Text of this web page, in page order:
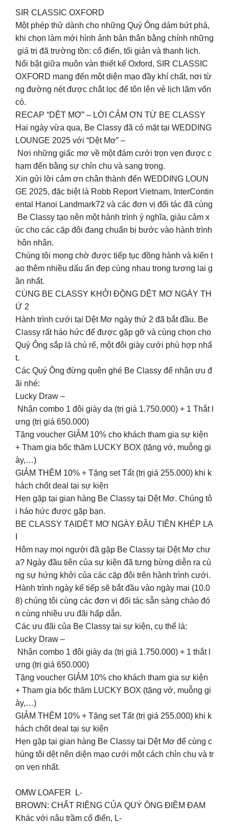
SIR CLASSIC OXFORD
Một phép thử dành cho những Quý Ông dám bứt phá,
khi chọn làm mới hình ảnh bản thân bằng chính những
giá trị đã trường tồn: cổ điển, tối giản và thanh lịch.
Nổi bật giữa muôn vàn thiết kế Oxford, SIR CLASSIC
OXFORD mang đến một diện mạo đầy khí chất, nơi từ
ng đường nét được chắt lọc để tôn lên vẻ lịch lãm vốn
có.
RECAP “DỆT MƠ” – LỜI CẢM ƠN TỪ BE CLASSY
Hai ngày vừa qua, Be Classy đã có mặt tại WEDDING
LOUNGE 2025 với “Dệt Mơ” –
Nơi những giấc mơ về một đám cưới trọn vẹn được c
hạm đến bằng sự chỉn chu và sang trọng.
Xin gửi lời cảm ơn chân thành đến WEDDING LOUN
GE 2025, đặc biệt là Robb Report Vietnam, InterContin
ental Hanoi Landmark72 và các đơn vị đối tác đã cùng
Be Classy tạo nên một hành trình ý nghĩa, giàu cảm x
úc cho các cặp đôi đang chuẩn bị bước vào hành trình
hôn nhân.
Chúng tôi mong chờ được tiếp tục đồng hành và kiến t
ạo thêm nhiều dấu ấn đẹp cùng nhau trong tương lai g
ần nhất.
CÙNG BE CLASSY KHỞI ĐỘNG DỆT MƠ NGÀY TH
Ứ 2
Hành trình cưới tại Dệt Mơ ngày thứ 2 đã bắt đầu. Be
Classy rất háo hức để được gặp gỡ và cùng chọn cho
Quý Ông sắp là chú rể, một đôi giày cưới phù hợp nhấ
t.
Các Quý Ông đừng quên ghé Be Classy để nhận ưu đ
ãi nhé:
️Lucky Draw –
Nhận combo 1 đôi giày da (trị giá 1.750.000) + 1 Thắt l
ưng (trị giá 650.000)
️Tặng voucher GIẢM 10% cho khách tham gia sự kiện
+ Tham gia bốc thăm LUCKY BOX (tặng vớ, muỗng gi
ày,…)
️GIẢM THÊM 10% + Tặng set Tất (trị giá 255.000) khi k
hách chốt deal tại sự kiện
Hẹn gặp tại gian hàng Be Classy tại Dệt Mơ. Chúng tô
i háo hức được gặp bạn.
BE CLASSY TẠIDỆT MƠ NGÀY ĐẦU TIÊN KHÉP LẠ
Hôm nay mọi người đã gặp Be Classy tại Dệt Mơ chư
a? Ngày đầu tiên của sự kiện đã tưng bừng diễn ra cù
ng sự hứng khởi của các cặp đôi trên hành trình cưới.
Hành trình ngày kế tiếp sẽ bắt đầu vào ngày mai (10.0
8) chúng tôi cùng các đơn vị đối tác sẵn sàng chào đó
n cùng nhiều ưu đãi hấp dẫn.
Các ưu đãi của Be Classy tại sự kiện, cụ thể là:
️Lucky Draw –
Nhận combo 1 đôi giày da (trị giá 1.750.000) + 1 thắt l
ưng (trị giá 650.000)
️Tặng voucher GIẢM 10% cho khách tham gia sự kiện
+ Tham gia bốc thăm LUCKY BOX (tặng vớ, muỗng gi
ày,…)
️GIẢM THÊM 10% + Tặng set Tất (trị giá 255.000) khi k
hách chốt deal tại sự kiện
Hẹn gặp tại gian hàng Be Classy tại Dệt Mơ để cùng c
húng tôi dệt nên diện mạo cưới một cách chỉn chu và tr
ọn vẹn nhất.
OMW LOAFER L-
BROWN: CHẤT RIÊNG CỦA QUÝ ÔNG ĐIỀM ĐẠM
Khác với nâu trầm cổ điển, L-